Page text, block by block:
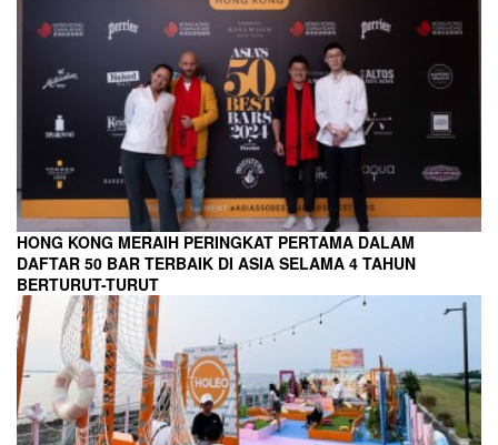
HONG KONG MERAIH PERINGKAT PERTAMA DALAM
DAFTAR 50 BAR TERBAIK DI ASIA SELAMA 4 TAHUN
BERTURUT-TURUT